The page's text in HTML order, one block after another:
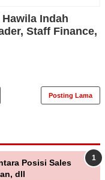
Indah
Staff Finance,
Posting Lama
Posisi Sales
dll